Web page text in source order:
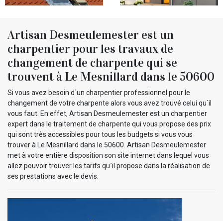
Artisan Desmeulemester est un
charpentier pour les travaux de
changement de charpente qui se
trouvent à Le Mesnillard dans le 50600
Si vous avez besoin d`un charpentier professionnel pour le
changement de votre charpente alors vous avez trouvé celui qu`il
vous faut. En effet, Artisan Desmeulemester est un charpentier
expert dans le traitement de charpente qui vous propose des prix
qui sont très accessibles pour tous les budgets si vous vous
trouver à Le Mesnillard dans le 50600. Artisan Desmeulemester
met à votre entière disposition son site internet dans lequel vous
allez pouvoir trouver les tarifs qu`il propose dans la réalisation de
ses prestations avec le devis.